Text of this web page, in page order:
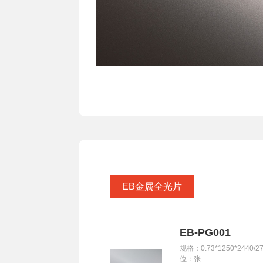
EB金属全光片
EB-PG001
规格：0.73*1250*2440/
位：张